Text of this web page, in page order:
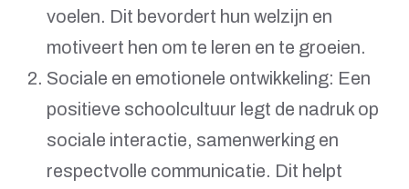
voelen. Dit bevordert hun welzijn en
motiveert hen om te leren en te groeien.
Sociale en emotionele ontwikkeling: Een
positieve schoolcultuur legt de nadruk op
sociale interactie, samenwerking en
respectvolle communicatie. Dit helpt